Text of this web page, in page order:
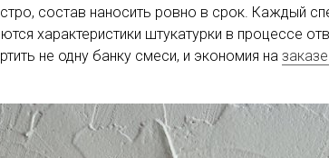
состав наносить ровно в срок. Каждый
характеристики штукатурки в процессе
не одну банку смеси, и экономия на